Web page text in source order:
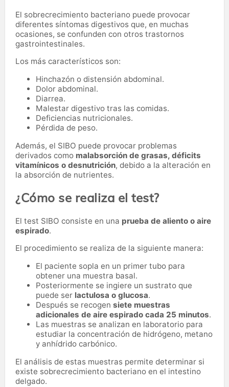
El sobrecrecimiento bacteriano puede provocar
diferentes síntomas digestivos que, en muchas
ocasiones, se confunden con otros trastornos
gastrointestinales.
Los más característicos son:
Hinchazón o distensión abdominal.
Dolor abdominal.
Diarrea.
Malestar digestivo tras las comidas.
Deficiencias nutricionales.
Pérdida de peso.
Además, el SIBO puede provocar problemas
derivados como malabsorción de grasas, déficits
vitamínicos o desnutrición, debido a la alteración en
la absorción de nutrientes.
¿Cómo se realiza el test?
El test SIBO consiste en una prueba de aliento o aire
espirado.
El procedimiento se realiza de la siguiente manera:
El paciente sopla en un primer tubo para
obtener una muestra basal.
Posteriormente se ingiere un sustrato que
puede ser lactulosa o glucosa.
Después se recogen siete muestras
adicionales de aire espirado cada 25 minutos.
Las muestras se analizan en laboratorio para
estudiar la concentración de hidrógeno, metano
y anhídrido carbónico.
El análisis de estas muestras permite determinar si
existe sobrecrecimiento bacteriano en el intestino
delgado.